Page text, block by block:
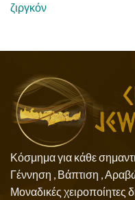
ζιργκόν
Κόσμημα για κάθε
Γέννηση , Βάπτιση ,
Μοναδικές χειροποίητες